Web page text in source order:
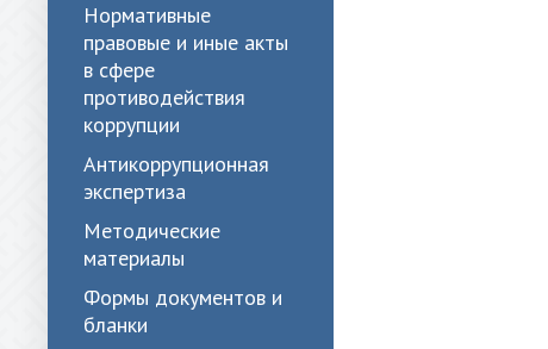
Нормативные
правовые и иные акты
в сфере
противодействия
коррупции
Антикоррупционная
экспертиза
Методические
материалы
Формы документов и
бланки